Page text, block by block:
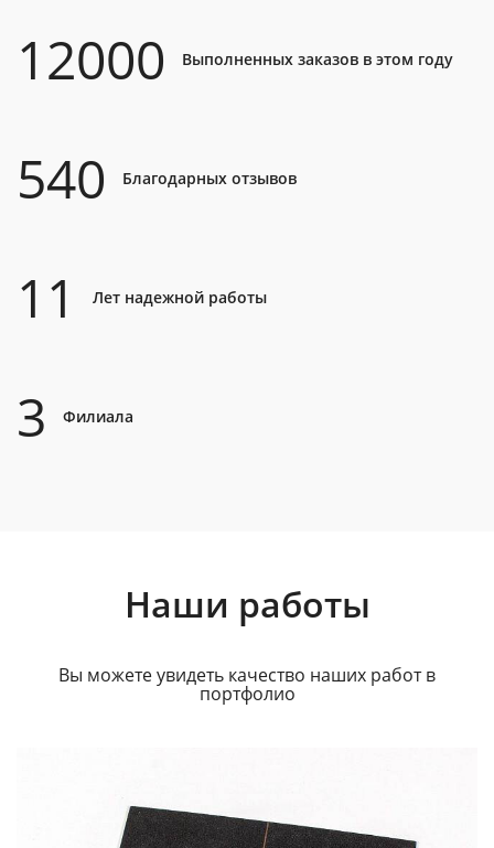
12000 Выполненных заказов в этом году
540 Благодарных отзывов
11 Лет надежной работы
3 Филиала
Наши работы
Вы можете увидеть качество наших работ в
портфолио